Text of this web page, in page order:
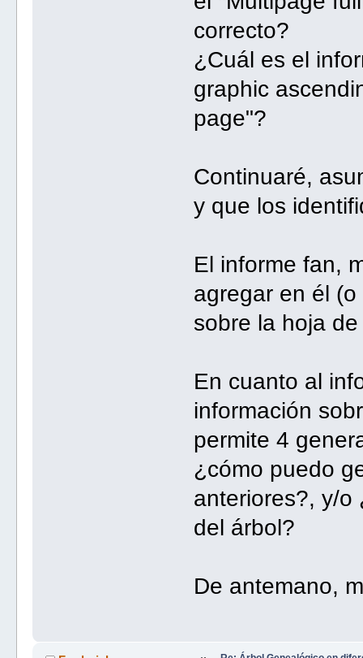
correcto?
¿Cuál es el
graphic
page"?
Continuaré,
y que los
El informe fan,
agregar en él
sobre la hoja
En cuanto al
información
permite 4
¿cómo puedo
anteriores?, y/o
del árbol?
De antemano,